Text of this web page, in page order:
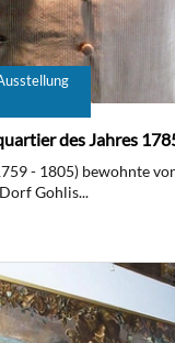
des Jahres
- 1805) bewohnte
Gohlis...